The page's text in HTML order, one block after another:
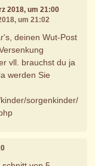
2018, um 21:00
um 21:02
deinen Wut-Post
vll. brauchst du ja
werden Sie
sorgenkinder/